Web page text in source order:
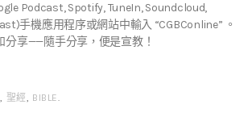
Podcast, Spotify, TuneIn, Soundcloud,
手機應用程序或網站中輸入 “CGBConline” 。
分享——隨手分享，便是宣教！
, 聖經, BIBLE.